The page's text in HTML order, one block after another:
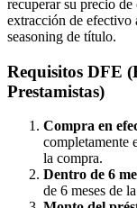
recuperar su precio
extracción de efectivo
seasoning de título.
Requisitos DFE
Prestamistas)
Compra en
completamente
la compra.
Dentro de 6
de 6 meses de